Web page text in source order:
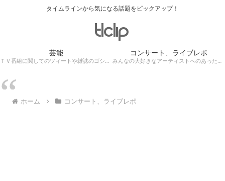
タイムラインから気になる話題をピックアップ！
芸能
ＴＶ番組に関してのツィートや雑誌のゴシップ記事、芸能人目撃情報・ロケ現場遭遇・・・
コンサート、ライブレポ
みんなの大好きなアーティストへのあったかぁ～い思いをツイッターレポートに保存！
ホーム コンサート、ライブレポ